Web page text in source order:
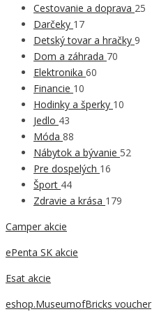
Cestovanie a doprava 25
Darčeky 17
Detský tovar a hračky 9
Dom a záhrada 70
Elektronika 60
Financie 10
Hodinky a šperky 10
Jedlo 43
Móda 88
Nábytok a bývanie 52
Pre dospelých 16
Šport 44
Zdravie a krása 179
Camper akcie
ePenta SK akcie
Esat akcie
eshop.MuseumofBricks voucher